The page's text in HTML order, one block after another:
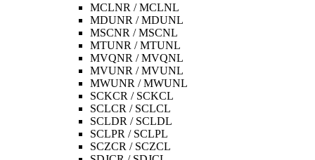
MCLNR / MCLNL
MDUNR / MDUNL
MSCNR / MSCNL
MTUNR / MTUNL
MVQNR / MVQNL
MVUNR / MVUNL
MWUNR / MWUNL
SCKCR / SCKCL
SCLCR / SCLCL
SCLDR / SCLDL
SCLPR / SCLPL
SCZCR / SCZCL